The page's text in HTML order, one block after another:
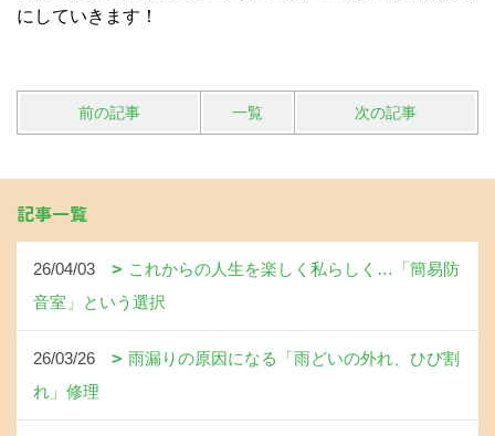
にしていきます！
前の記事 一覧 次の記事
記事一覧
26/04/03
これからの人生を楽しく私らしく…「簡易防
音室」という選択
26/03/26
雨漏りの原因になる「雨どいの外れ、ひび割
れ」修理